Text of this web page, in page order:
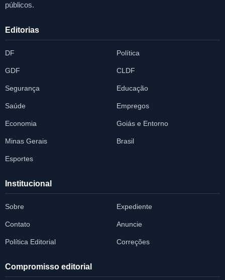
públicos.
Editorias
DF Política
GDF CLDF
Segurança Educação
Saúde Empregos
Economia Goiás e Entorno
Minas Gerais Brasil
Esportes
Institucional
Sobre Expediente
Contato Anuncie
Política Editorial Correções
Compromisso editorial